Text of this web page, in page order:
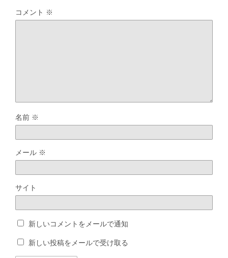
コメント ※
名前 ※
メール ※
サイト
新しいコメントをメールで通知
新しい投稿をメールで受け取る